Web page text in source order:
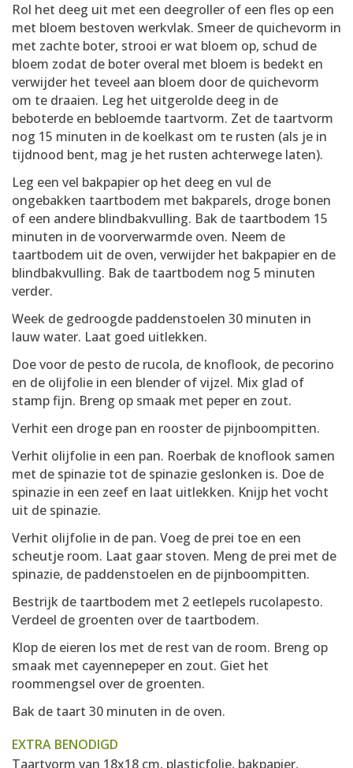
Rol het deeg uit met een deegroller of een fles op een
met bloem bestoven werkvlak. Smeer de quichevorm in
met zachte boter, strooi er wat bloem op, schud de
bloem zodat de boter overal met bloem is bedekt en
verwijder het teveel aan bloem door de quichevorm
om te draaien. Leg het uitgerolde deeg in de
beboterde en bebloemde taartvorm. Zet de taartvorm
nog 15 minuten in de koelkast om te rusten (als je in
tijdnood bent, mag je het rusten achterwege laten).
Leg een vel bakpapier op het deeg en vul de
ongebakken taartbodem met bakparels, droge bonen
of een andere blindbakvulling. Bak de taartbodem 15
minuten in de voorverwarmde oven. Neem de
taartbodem uit de oven, verwijder het bakpapier en de
blindbakvulling. Bak de taartbodem nog 5 minuten
verder.
Week de gedroogde paddenstoelen 30 minuten in
lauw water. Laat goed uitlekken.
Doe voor de pesto de rucola, de knoflook, de pecorino
en de olijfolie in een blender of vijzel. Mix glad of
stamp fijn. Breng op smaak met peper en zout.
Verhit een droge pan en rooster de pijnboompitten.
Verhit olijfolie in een pan. Roerbak de knoflook samen
met de spinazie tot de spinazie geslonken is. Doe de
spinazie in een zeef en laat uitlekken. Knijp het vocht
uit de spinazie.
Verhit olijfolie in de pan. Voeg de prei toe en een
scheutje room. Laat gaar stoven. Meng de prei met de
spinazie, de paddenstoelen en de pijnboompitten.
Bestrijk de taartbodem met 2 eetlepels rucolapesto.
Verdeel de groenten over de taartbodem.
Klop de eieren los met de rest van de room. Breng op
smaak met cayennepeper en zout. Giet het
roommengsel over de groenten.
Bak de taart 30 minuten in de oven.
EXTRA BENODIGD
Taartvorm van 18x18 cm, plasticfolie, bakpapier,